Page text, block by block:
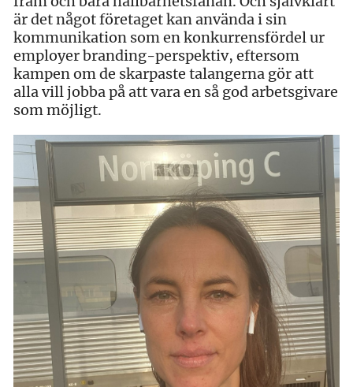
är det något företaget kan använda i sin
kommunikation som en konkurrensfördel ur
employer branding-perspektiv, eftersom
kampen om de skarpaste talangerna gör att
alla vill jobba på att vara en så god arbetsgivare
som möjligt.